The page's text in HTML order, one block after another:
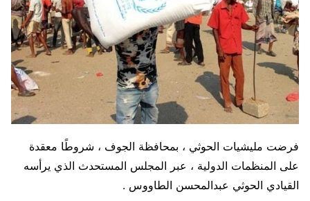
فرضت مليشيات الحوثي ، بمحافظة الجوف ، شروطًا معقدة
على المنظمات الدولية ، عبر المجلس المستحدث الذي يرأسه
القيادي الحوثي عبدالمحسن الطاووس .